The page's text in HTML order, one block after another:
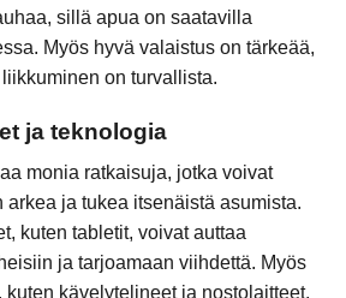
sillä apua on saatavilla
Myös hyvä valaistus on tärkeää,
on turvallista.
ja teknologia
monia ratkaisuja, jotka voivat
arkea ja tukea itsenäistä asumista.
kuten tabletit, voivat auttaa
ja tarjoamaan viihdettä. Myös
kävelytelineet ja nostolaitteet,